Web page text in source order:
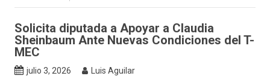
Solicita diputada a Apoyar a Claudia
Sheinbaum Ante Nuevas Condiciones del T-
MEC
julio 3, 2026 Luis Aguilar